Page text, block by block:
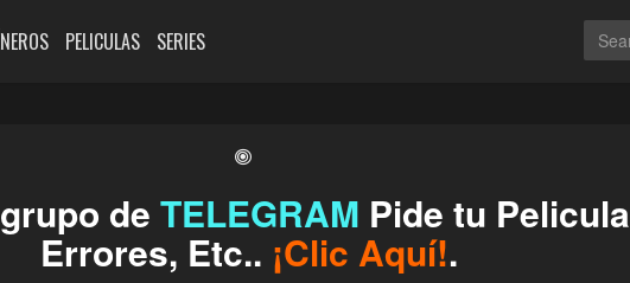
PELICULAS SERIES
de TELEGRAM Pide tu
Errores, Etc.. ¡Clic Aquí!.